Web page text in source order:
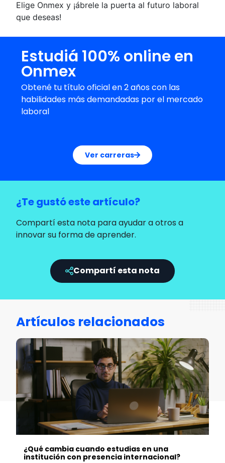
Elige Onmex y ¡ábrele la puerta al futuro laboral
que deseas!
Estudiá 100% online en
Onmex
Obtené tu título oficial en 2 años con las
habilidades más demandadas por el mercado
laboral
Ver carreras
¿Te gustó este artículo?
Compartí esta nota para ayudar a otros a
innovar su forma de aprender.
Compartí esta nota
Artículos relacionados
¿Qué cambia cuando estudias en una
institución con presencia internacional?